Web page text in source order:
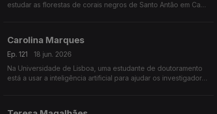
estudar as florestas de corais negros de Santo Antão em Cabo
Carolina Marques
Ep. 121
18 jun. 2026
Na Universidade de Lisboa, uma estudante de doutoramento
está a usar a inteligência artificial para ajudar os investigadores